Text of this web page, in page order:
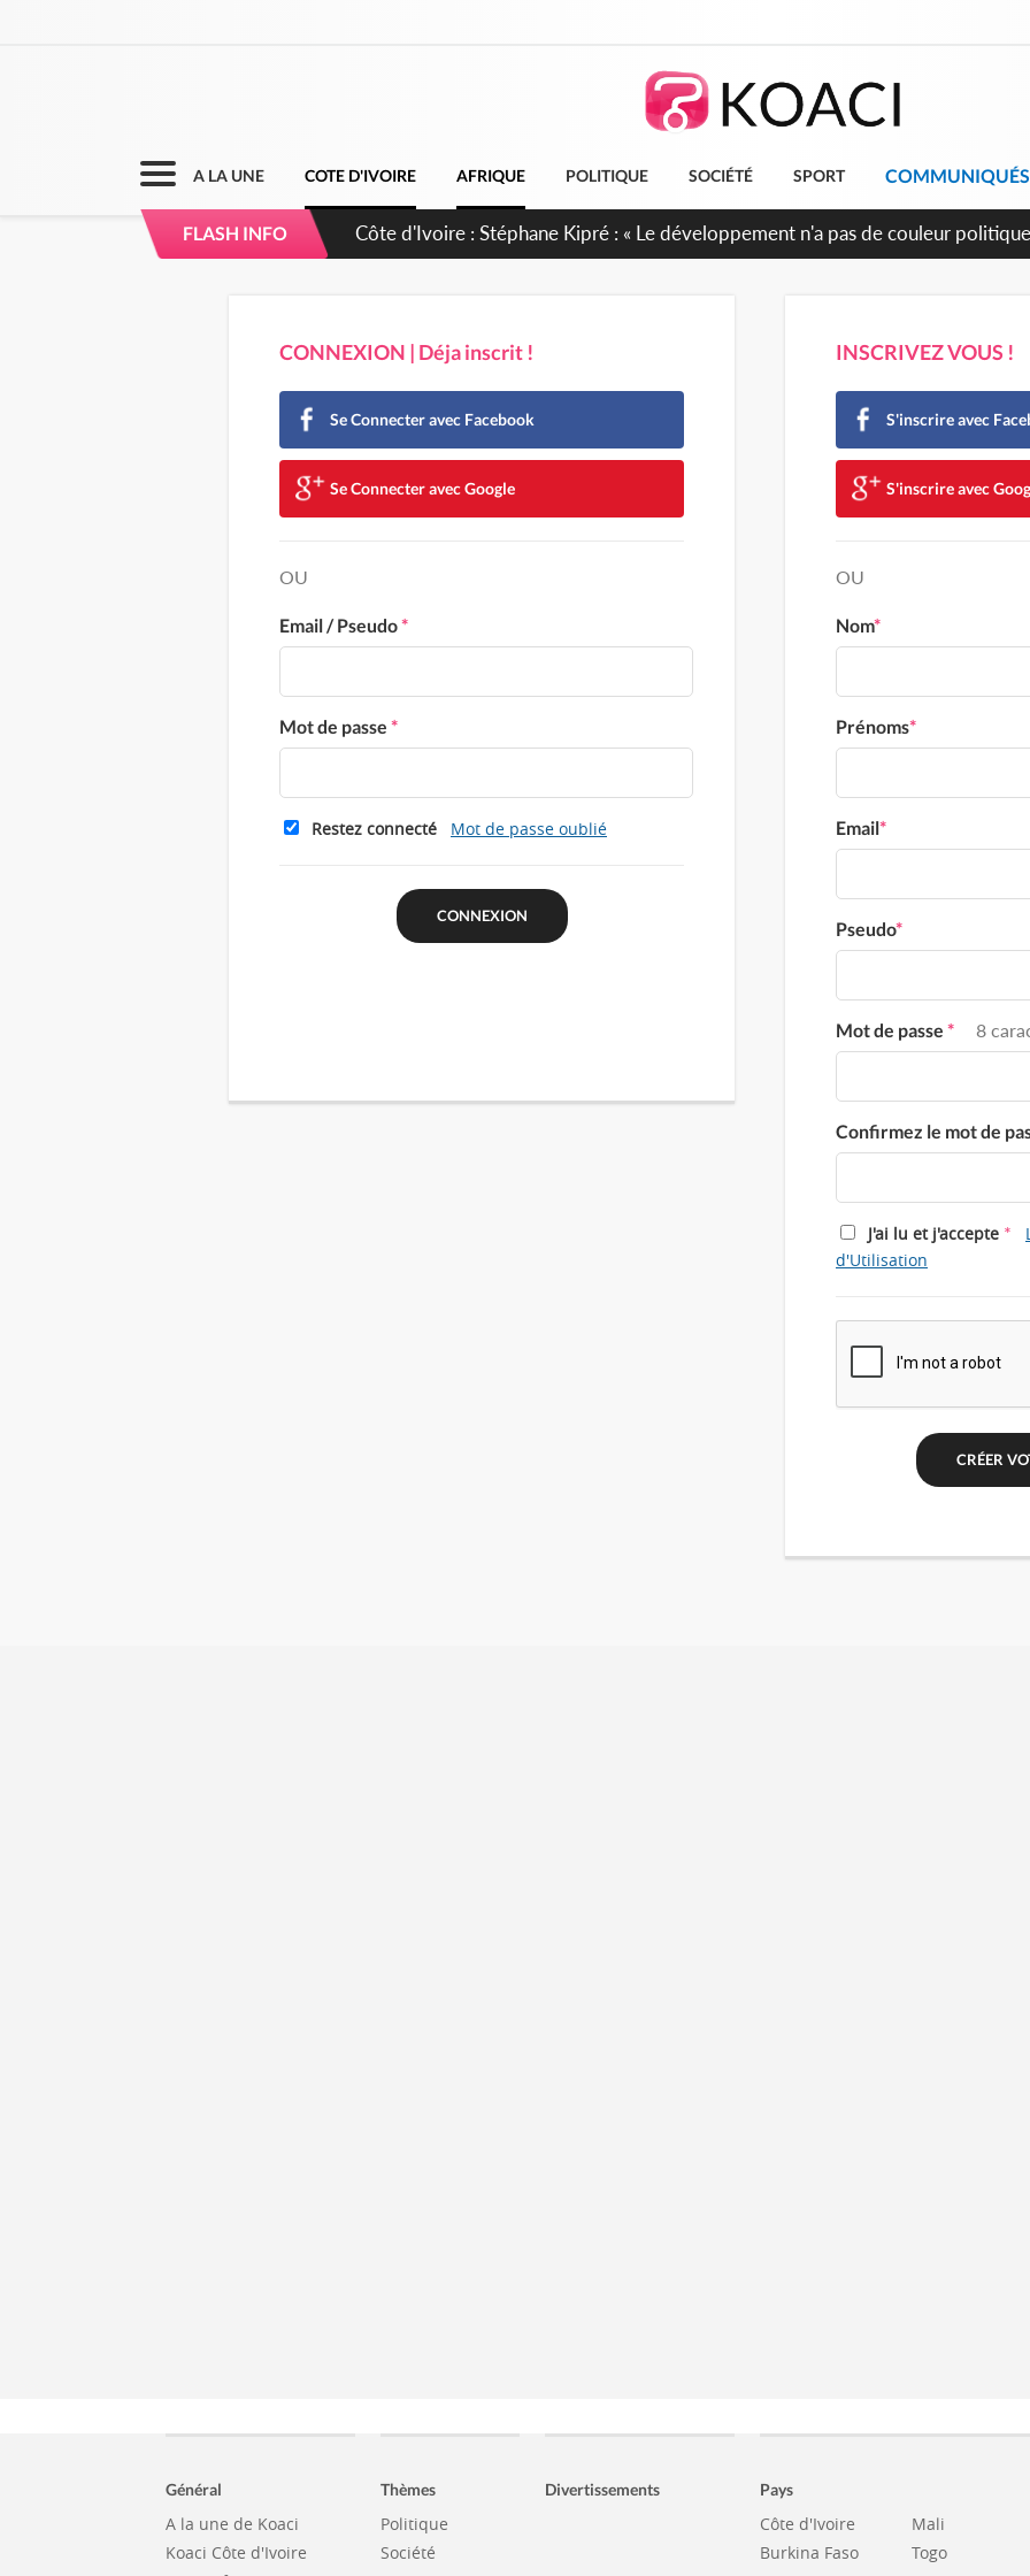
A LA UNE COTE D'IVOIRE AFRIQUE POLITIQUE SOCIÉTÉ SPORT COMMUNIQUÉS
FLASH INFO Mali : Les FAMa accueillent 254 anciens combattants issus de groupes armés
CONNEXION | Déja inscrit !
Se Connecter avec Facebook
Se Connecter avec Google
OU
Email / Pseudo*
Mot de passe *
Restez connecté Mot de passe oublié
INSCRIVEZ VOUS !
S'inscrire avec
S'inscrire avec
OU
Nom*
Prénoms*
Email*
Pseudo*
Mot de passe * 8
Confirmez le mot de
J'ai lu et j'accepte *
d'Utilisation
Général
A la une de Koaci
Koaci Côte d'Ivoire
Thèmes
Politique
Société
Divertissements Pays
Côte d'Ivoire
Burkina Faso
Mali
Togo